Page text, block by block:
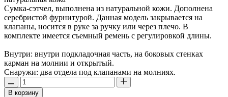
Сумка-сэтчел, выполнена из натуральной кожи. Дополнена
серебристой фурнитурой. Данная модель закрывается на
клапаны, носится в руке за ручку или через плечо. В
комплекте имеется съемный ремень с регулировкой длины.
Внутри: внутри подкладочная часть, на боковых стенках
карман на молнии и открытый.
Снаружи: два отдела под клапанами на молниях.
В корзину